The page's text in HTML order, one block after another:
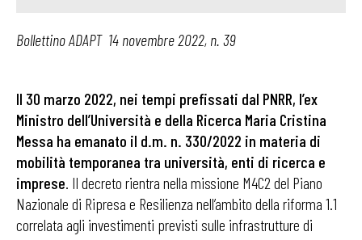
Bollettino ADAPT 14 novembre 2022, n. 39
Il 30 marzo 2022, nei tempi prefissati dal PNRR, l’ex
Ministro dell’Università e della Ricerca Maria Cristina
Messa ha emanato il d.m. n. 330/2022 in materia di
mobilità temporanea tra università, enti di ricerca e
imprese. Il decreto rientra nella missione M4C2 del Piano
Nazionale di Ripresa e Resilienza nell’ambito della riforma 1.1
correlata agli investimenti previsti sulle infrastrutture di